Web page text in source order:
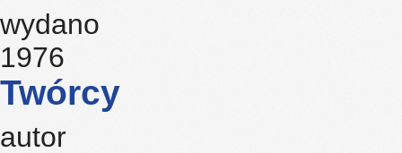
wydano
1976
Twórcy
autor